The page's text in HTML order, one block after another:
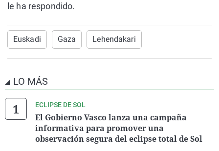
le ha respondido.
Euskadi Gaza Lehendakari
LO MÁS
ECLIPSE DE SOL
El Gobierno Vasco lanza una campaña
informativa para promover una
observación segura del eclipse total de Sol